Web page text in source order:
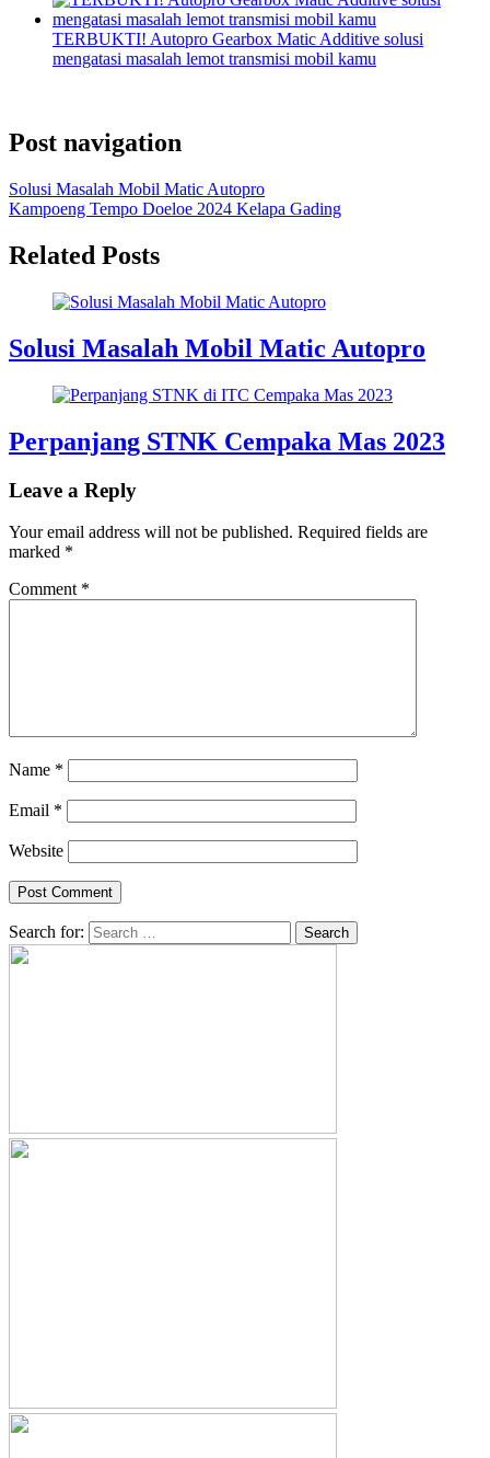
TERBUKTI! Autopro Gearbox Matic Additive solusi
mengatasi masalah lemot transmisi mobil kamu
Post navigation
Solusi Masalah Mobil Matic Autopro
Kampoeng Tempo Doeloe 2024 Kelapa Gading
Related Posts
Solusi Masalah Mobil Matic Autopro
Perpanjang STNK Cempaka Mas 2023
Leave a Reply
Your email address will not be published. Required fields are
marked *
Comment *
Name *
Email *
Website
Search for: